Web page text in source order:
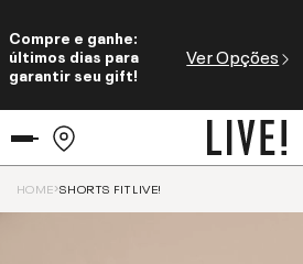
Compre e ganhe:
últimos dias para
garantir seu gift!
Ver Opções
HOME SHORTS FIT LIVE!